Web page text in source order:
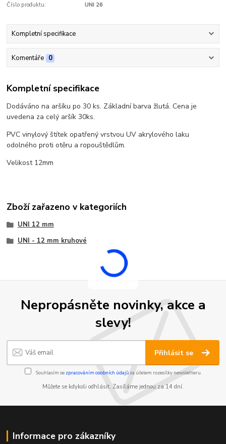
Číslo produktu: UNI 26
Kompletní specifikace
Komentáře 0
Kompletní specifikace
Dodáváno na aršíku po 30 ks. Základní barva žlutá. Cena je
uvedena za celý aršík 30ks.
PVC vinylový štítek opatřený vrstvou UV akrylového laku
odolného proti otěru a ropouštědlům.
Velikost 12mm
Zboží zařazeno v kategoriích
UNI 12 mm
UNI - 12 mm kruhové
Nepropásněte novinky, akce a
slevy!
Přihlásit se
Souhlasím se zpracováním osobních údajůza účelem rozesílky newsletteru.
Můžete se kdykoli odhlásit. Zasíláme jednou za 14 dní.
Informace pro zákazníky